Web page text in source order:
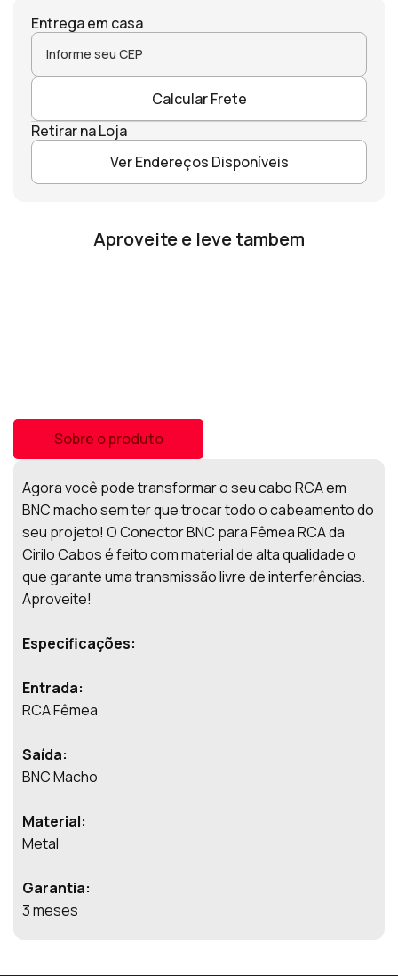
Entrega em casa
Calcular Frete
Retirar na Loja
Ver Endereços Disponíveis
Aproveite e leve tambem
Sobre o produto
Agora você pode transformar o seu cabo RCA em
BNC macho sem ter que trocar todo o cabeamento do
seu projeto! O Conector BNC para Fêmea RCA da
Cirilo Cabos é feito com material de alta qualidade o
que garante uma transmissão livre de interferências.
Aproveite!
Especificações:
Entrada:
RCA Fêmea
Saída:
BNC Macho
Material:
Metal
Garantia:
3 meses